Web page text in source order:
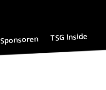
Sponsoren TSG Inside